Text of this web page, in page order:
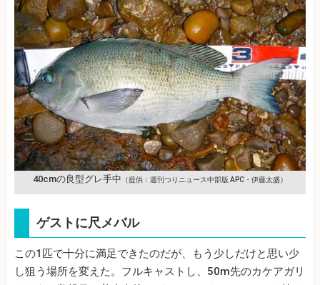
40cmの良型グレ手中 （提供：週刊つりニュース中部版 APC・伊藤太盛）
ゲストに尺メバル
この1匹で十分に満足できたのだが、もう少しだけと思い少
し狙う場所を変えた。フルキャストし、50m先のカケアガリ